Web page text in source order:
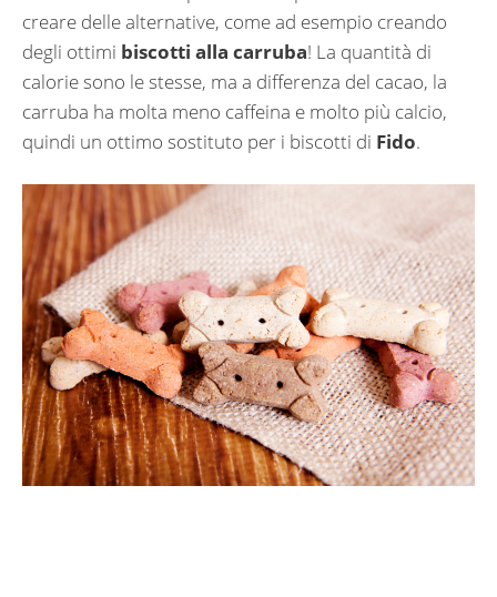
creare delle alternative, come ad esempio creando
degli ottimi biscotti alla carruba! La quantità di
calorie sono le stesse, ma a differenza del cacao, la
carruba ha molta meno caffeina e molto più calcio,
quindi un ottimo sostituto per i biscotti di Fido.